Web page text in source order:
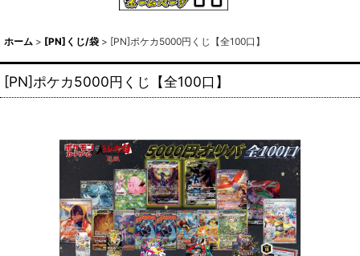
ホーム > [PN]くじ/袋 > [PN]ポケカ5000円くじ【全100口】
[PN]ポケカ5000円くじ【全100口】